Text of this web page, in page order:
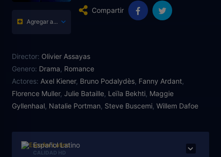
Agregar a...
Compartir
Director: Olivier Assayas
Genero: Drama Romance
Actores: Axel Kiener, Bruno Podalydès Fanny Ardant
Florence Muller, Julie Bataille Leïla Bekhti Maggie
Gyllenhaal Natalie Portman Steve Buscemi Willem Dafoe
Español Latino
CALIDAD HD